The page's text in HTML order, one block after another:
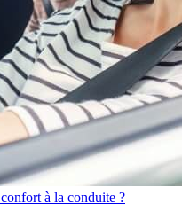
à la conduite ?